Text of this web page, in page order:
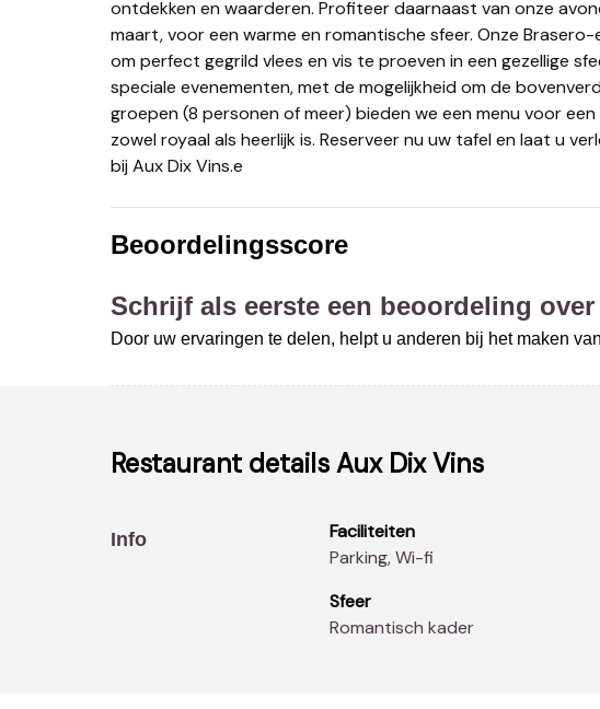
ontdekken en waarderen. Profiteer daarnaast van onze
maart, voor een warme en romantische sfeer. Onze
om perfect gegrild vlees en vis te proeven in een gezellige
speciale evenementen, met de mogelijkheid om de
groepen (8 personen of meer) bieden we een menu voor
zowel royaal als heerlijk is. Reserveer nu uw tafel en laat u
bij Aux Dix Vins.e
Beoordelingsscore
Schrijf als eerste een beoordeling
Door uw ervaringen te delen, helpt u anderen bij het maken
Restaurant detailsAux Dix Vins
Info
Faciliteiten
Parking, Wi-fi
Sfeer
Romantisch kader